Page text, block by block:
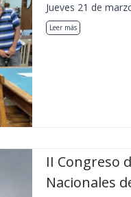
Jueves 21 de
Leer más
II Congreso
Nacionales